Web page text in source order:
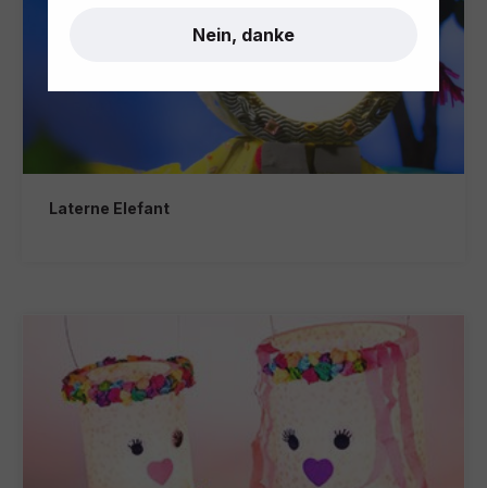
Laterne Elefant
Nein, danke